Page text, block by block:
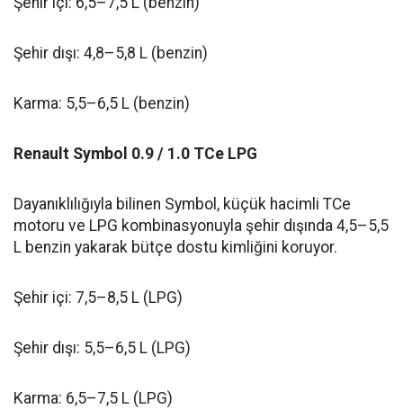
Şehir dışı: 4,8–5,8 L (benzin)
Karma: 5,5–6,5 L (benzin)
Renault Symbol 0.9 / 1.0 TCe LPG
Dayanıklılığıyla bilinen Symbol, küçük hacimli TCe
motoru ve LPG kombinasyonuyla şehir dışında 4,5–5,5
L benzin yakarak bütçe dostu kimliğini koruyor.
Şehir içi: 7,5–8,5 L (LPG)
Şehir dışı: 5,5–6,5 L (LPG)
Karma: 6,5–7,5 L (LPG)